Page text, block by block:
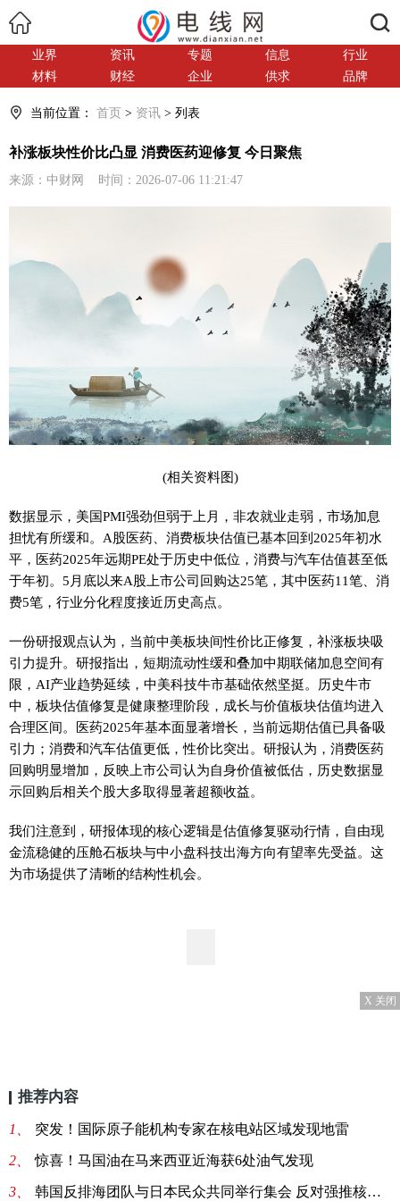
业界 资讯 专题 信息
行业
材料
财经 企业 供求 品牌
当前位置： 首页 > 资讯 > 列表
补涨板块性价比凸显 消费医药迎修复 今日聚焦
来源：中财网 时间：2026-07-06 11:21:47
(相关资料图)
数据显示，美国PMI强劲但弱于上月，非农就业走弱，市场加息
担忧有所缓和。A股医药、消费板块估值已基本回到2025年初水
平，医药2025年远期PE处于历史中低位，消费与汽车估值甚至低
于年初。5月底以来A股上市公司回购达25笔，其中医药11笔、消
费5笔，行业分化程度接近历史高点。
一份研报观点认为，当前中美板块间性价比正修复，补涨板块吸
引力提升。研报指出，短期流动性缓和叠加中期联储加息空间有
限，AI产业趋势延续，中美科技牛市基础依然坚挺。历史牛市
中，板块估值修复是健康整理阶段，成长与价值板块估值均进入
合理区间。医药2025年基本面显著增长，当前远期估值已具备吸
引力；消费和汽车估值更低，性价比突出。研报认为，消费医药
回购明显增加，反映上市公司认为自身价值被低估，历史数据显
示回购后相关个股大多取得显著超额收益。
我们注意到，研报体现的核心逻辑是估值修复驱动行情，自由现
金流稳健的压舱石板块与中小盘科技出海方向有望率先受益。这
为市场提供了清晰的结构性机会。
X 关闭
推荐内容
1、 突发！国际原子能机构专家在核电站区域发现地雷
2、 惊喜！马国油在马来西亚近海获6处油气发现
3、 韩国反排海团队与日本民众共同举行集会 反对强推核污染水排海